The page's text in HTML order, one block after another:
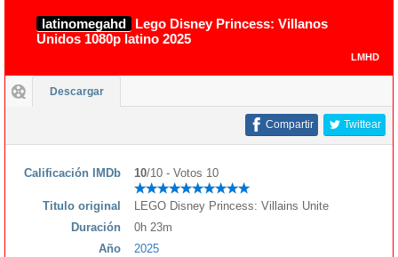
latinomegahd
Lego Disney Princess: Villanos
Unidos 1080p latino 2025
LMHD
Descargar
Twittear
Compartir
Calificación IMDb 10/10 - Votos 10
Titulo original
LEGO Disney Princess: Villains Unite
Duración
0h 23m
Año
2025